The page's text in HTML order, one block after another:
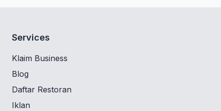
Services
Klaim Business
Blog
Daftar Restoran
Iklan